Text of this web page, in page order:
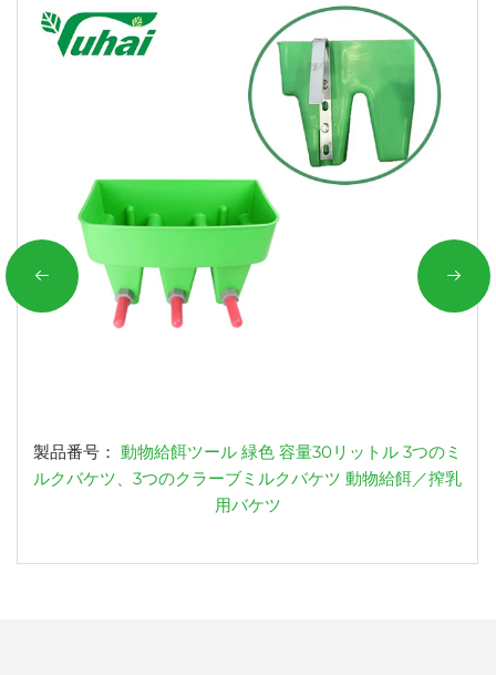
製品番号： 動物給餌ツール 緑色 容量30リットル 3つのミ
ルクバケツ、3つのクラーブミルクバケツ 動物給餌／搾乳
用バケツ